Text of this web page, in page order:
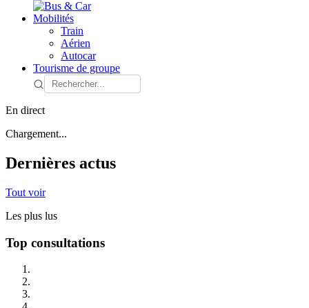
Mobilités
Train
Aérien
Autocar
Tourisme de groupe
En direct
Chargement...
Dernières actus
Tout voir
Les plus lus
Top consultations